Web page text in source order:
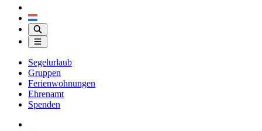
Segelurlaub
Gruppen
Ferienwohnungen
Ehrenamt
Spenden